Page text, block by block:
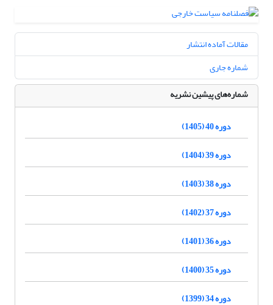
مقالات آماده انتشار
شماره جاری
شماره‌های پیشین نشریه
دوره 40 (1405)
دوره 39 (1404)
دوره 38 (1403)
دوره 37 (1402)
دوره 36 (1401)
دوره 35 (1400)
دوره 34 (1399)